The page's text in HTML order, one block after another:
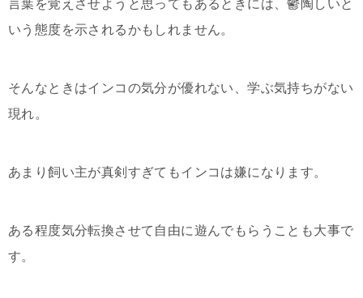
言葉を覚えさせようと思ってもあるときには、鬱陶しいと
いう態度を示されるかもしれません。
そんなときはインコの気分が優れない、学ぶ気持ちがない
現れ。
あまり飼い主が真剣すぎてもインコは嫌になります。
ある程度気分転換させて自由に遊んでもらうことも大事で
す。